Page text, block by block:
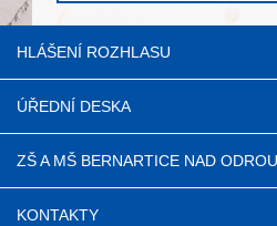
HLÁŠENÍ ROZHLASU
ÚŘEDNÍ DESKA
ZŠ A MŠ BERNARTICE NAD ODROU
KONTAKTY